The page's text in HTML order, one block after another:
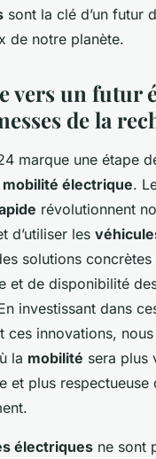
sont la clé d’un futur
de notre planète.
vers un futur
de la
marque une étape
mobilité électrique.
révolutionnent
d’utiliser les
solutions
et de disponibilité
investissant dans
ces innovations,
la mobilité sera plus
et plus respectueuse
électriques ne sont